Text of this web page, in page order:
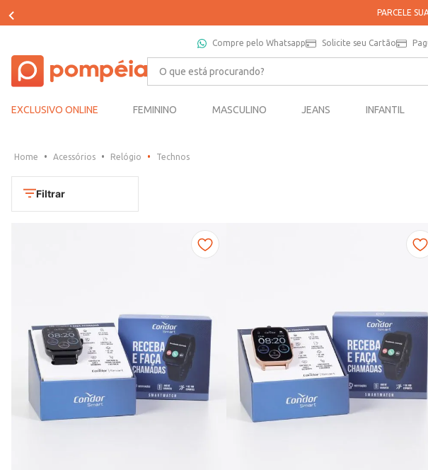
PARCELE
Compre pelo Whatsapp Solicite seu Cartão
O que está procurando?
EXCLUSIVO ONLINE FEMININO MASCULINO JEANS INFANTIL
Acessórios Relógio Technos
Filtrar
UN
Mormaii
Casio
Gang
Preto
Rose
Vermelho
Estilo